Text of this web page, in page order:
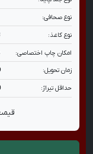
نوع صحافی:
نوع کاغذ:
امکان چاپ اختصاصی:
زمان تحویل: 9
حداقل تیراژ: